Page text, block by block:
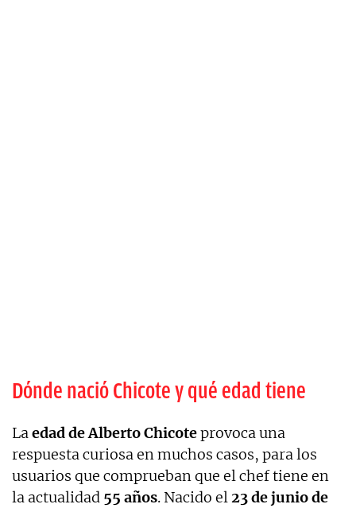
Dónde nació Chicote y qué edad tiene
Laedad de Alberto Chicoteprovoca una
respuesta curiosa en muchos casos, para los
usuarios que comprueban que el chef tiene en
la actualidad 55 años. Nacido el23 de junio de